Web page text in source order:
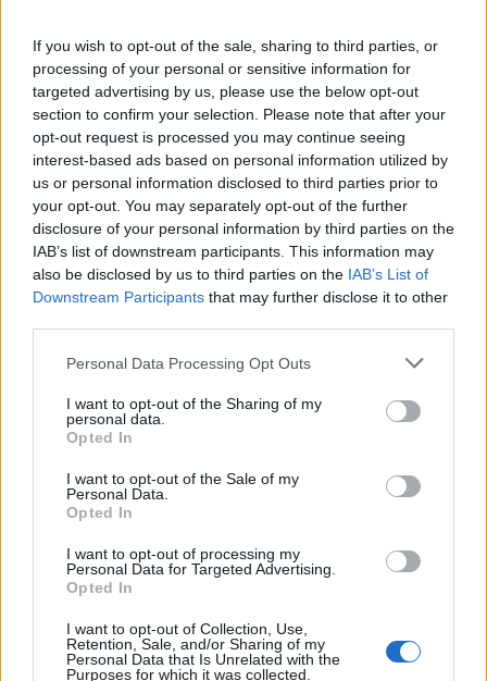
If you wish to opt-out of the sale, sharing to third parties, or
processing of your personal or sensitive information for
targeted advertising by us, please use the below opt-out
section to confirm your selection. Please note that after your
opt-out request is processed you may continue seeing
interest-based ads based on personal information utilized by
us or personal information disclosed to third parties prior to
your opt-out. You may separately opt-out of the further
disclosure of your personal information by third parties on the
IAB’s list of downstream participants. This information may
also be disclosed by us to third parties on the IAB’s List of
Downstream Participants that may further disclose it to other
Please note that this website/app uses one or more Google
not limited to your visit or usage behaviour. You may click to
grant or deny consent to Google and its third-party tags to
use your data for below specified purposes in below Google
consent section.
Personal Data Processing Opt Outs
I want to opt-out of the Sharing of my
personal data.
Opted In
I want to opt-out of the Sale of my
Personal Data.
Opted In
I want to opt-out of processing my
Personal Data for Targeted Advertising.
Opted In
I want to opt-out of Collection, Use,
Retention, Sale, and/or Sharing of my
Personal Data that Is Unrelated with the
Purposes for which it was collected.
a síita vallás kiemelt központjaiba, Komba,
valamint az iraki Nadzsafba és Karbalába
szállítják, mielőtt csütörtökön végső
nyugalomra helyezik Mashhadban, Irán
legjelentősebb síita zarándokhelyén.
A The New York Times kiderítette, mi
történt valójában Irán új vezetőjével
Trump: „Adtunk nekik egy hét
szünetet a temetés miatt”
Az Egyesült Államok függetlenség napi
ünnepségén, a Mount Rushmore emlékműnél
Donald Trump amerikai elnök is reagált az
iráni temetésre.
„Adtunk nekik egy hét szünetet a
temetés miatt, mert rendesek